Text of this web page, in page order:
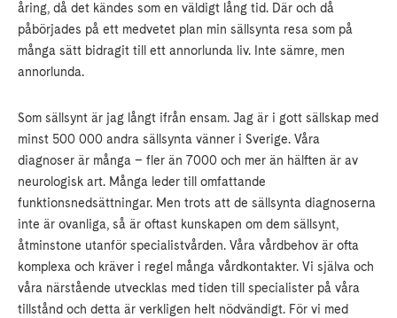
åring, då det kändes som en väldigt lång tid. Där och då
påbörjades på ett medvetet plan min sällsynta resa som på
många sätt bidragit till ett annorlunda liv. Inte sämre, men
annorlunda.
Som sällsynt är jag långt ifrån ensam. Jag är i gott sällskap med
minst 500 000 andra sällsynta vänner i Sverige. Våra
diagnoser är många – fler än 7000 och mer än hälften är av
neurologisk art. Många leder till omfattande
funktionsnedsättningar. Men trots att de sällsynta diagnoserna
inte är ovanliga, så är oftast kunskapen om dem sällsynt,
åtminstone utanför specialistvården. Våra vårdbehov är ofta
komplexa och kräver i regel många vårdkontakter. Vi själva och
våra närstående utvecklas med tiden till specialister på våra
tillstånd och detta är verkligen helt nödvändigt. För vi med